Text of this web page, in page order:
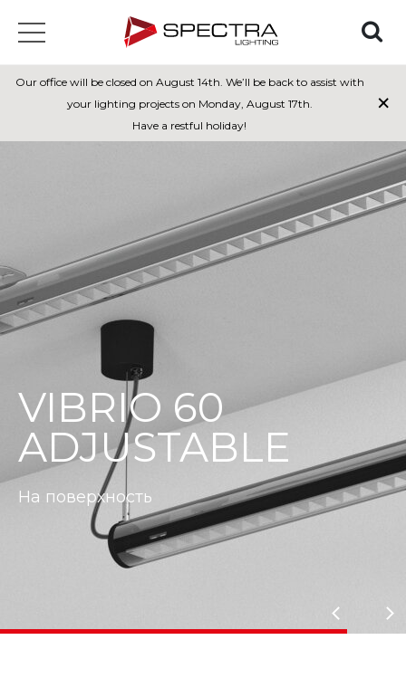
Our office will be closed on August 14th. We’ll be back to assist with
your lighting projects on Monday, August 17th.
Have a restful holiday!
×
VIBRIO 60
ADJUSTABLE
На поверхность